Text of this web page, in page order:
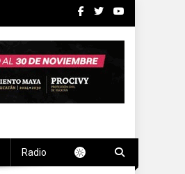
Radio